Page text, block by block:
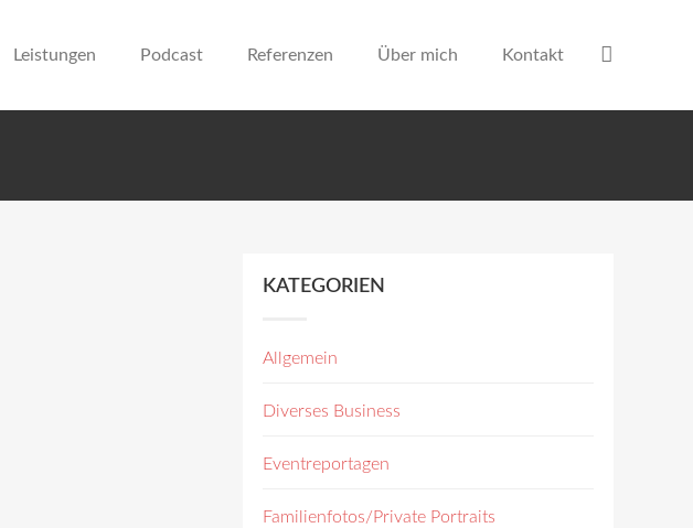
Leistungen Podcast Referenzen Über mich Kontakt
KATEGORIEN
Allgemein
Diverses Business
Eventreportagen
Familienfotos/Private Portraits